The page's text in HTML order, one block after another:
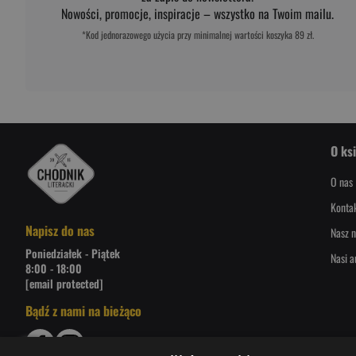
Nowości, promocje, inspiracje – wszystko na Twoim mailu.
*Kod jednorazowego użycia przy minimalnej wartości koszyka 89 zł.
Napisz do nas
Poniedziałek - Piątek
8:00 - 18:00
[email protected]
Bądź z nami na bieżąco
O
O nas
Nasz
Nasi